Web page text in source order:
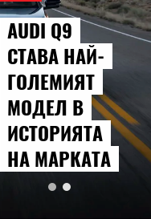
AUDI Q9
СТАВА НАЙ-
ГОЛЕМИЯТ
МОДЕЛ В
ИСТОРИЯТА
НА МАРКАТА